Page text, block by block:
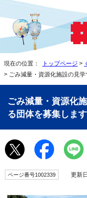
現在の位置： トップページ >
> ごみ減量・資源化施設の見
ごみ減量・資源化
る団体を募集します
ページ番号1002339 更新日